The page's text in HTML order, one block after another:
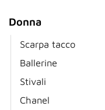
Donna
Scarpa tacco
Ballerine
Stivali
Chanel